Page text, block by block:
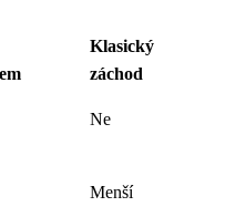
Klasický
záchod
Ne
Menší